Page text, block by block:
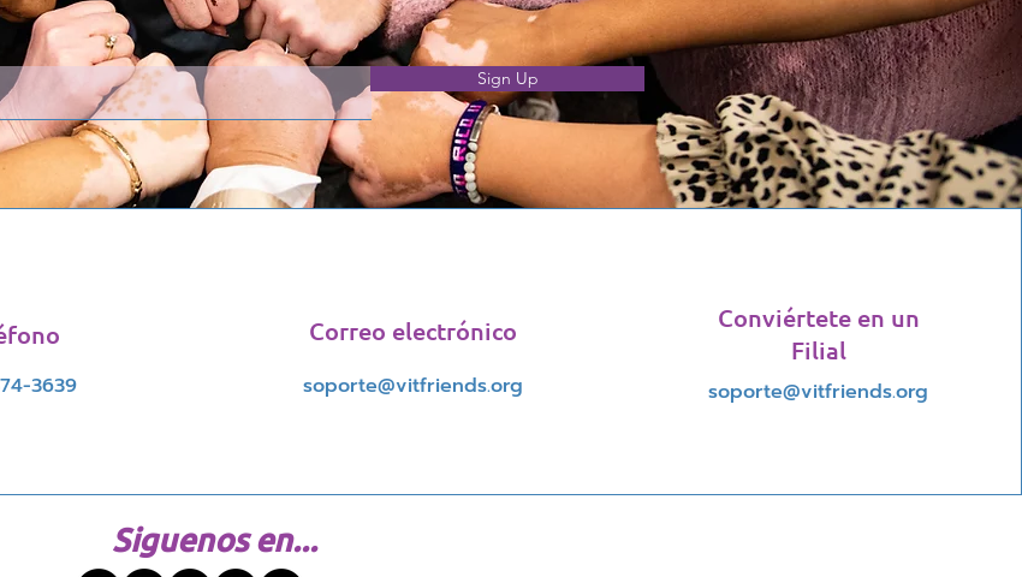
Sign Up
3639
Correo electrónico
soporte@vitfriends.org
Conviértete en un
Filial
soporte@vitfriends.org
Siguenos en...